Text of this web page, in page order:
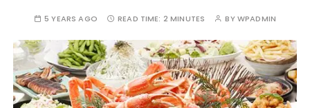
5 YEARS AGO READ TIME: 2 MINUTES BYWPADMIN